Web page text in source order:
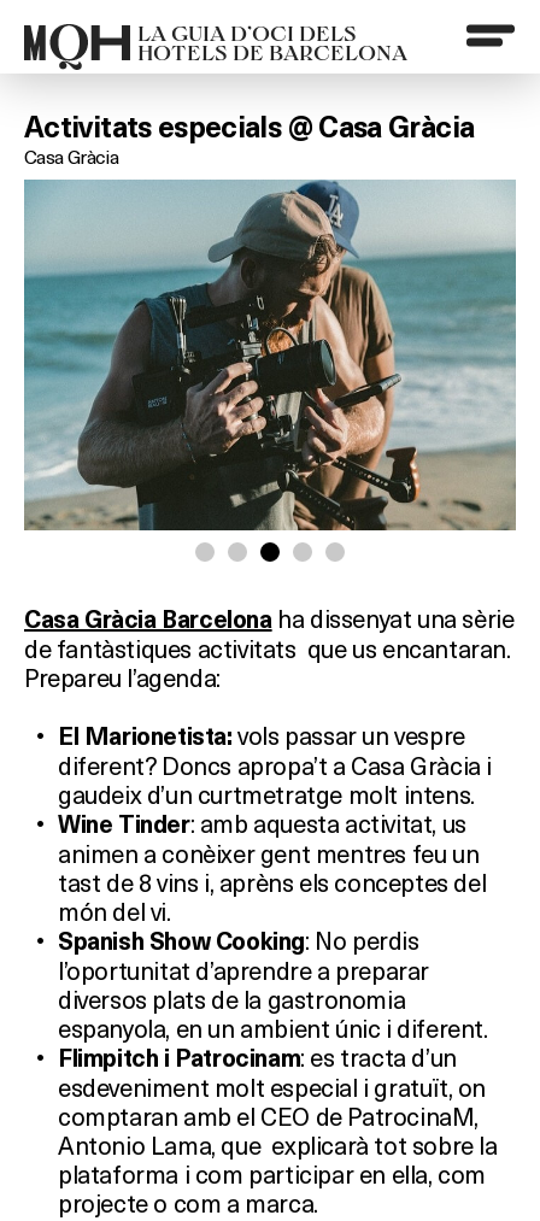
LA GUIA D’OCI DELS
HOTELS DE BARCELONA
Activitats especials @ Casa Gràcia
Casa Gràcia
Casa Gràcia Barcelonaha dissenyat una sèrie
de fantàstiques activitats que us encantaran.
Prepareu l’agenda:
El Marionetista:vols passar un vespre
diferent? Doncs apropa’t a Casa Gràcia i
gaudeix d’un curtmetratge molt intens.
Wine Tinder: amb aquesta activitat, us
animen a conèixer gent mentres feu un
tast de 8 vins i, aprèns els conceptes del
món del vi.
Spanish Show Cooking: No perdis
l’oportunitat d’aprendre a preparar
diversos plats de la gastronomia
espanyola, en un ambient únic i diferent.
Flimpitch i Patrocinam: es tracta d’un
esdeveniment molt especial i gratuït, on
comptaran amb el CEO de PatrocinaM,
Antonio Lama, que explicarà tot sobre la
plataforma i com participar en ella, com
projecte o com a marca.